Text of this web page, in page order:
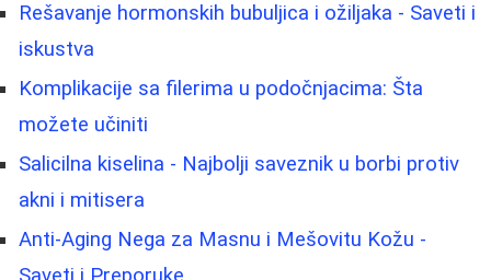
Rešavanje hormonskih bubuljica i ožiljaka - Saveti i
iskustva
Komplikacije sa filerima u podočnjacima: Šta
možete učiniti
Salicilna kiselina - Najbolji saveznik u borbi protiv
akni i mitisera
Anti-Aging Nega za Masnu i Mešovitu Kožu -